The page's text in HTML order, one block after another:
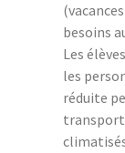
besoins
Les
les
réduite
transport